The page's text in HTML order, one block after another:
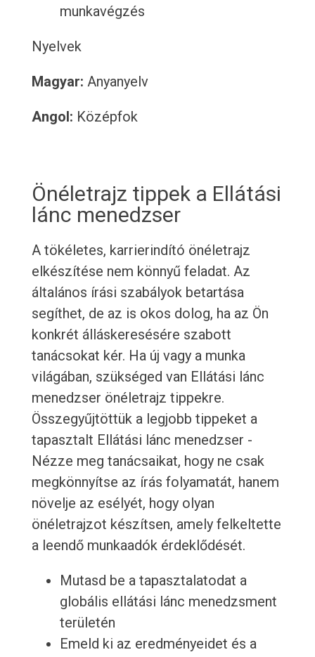
munkavégzés
Nyelvek
Magyar: Anyanyelv
Angol: Középfok
Önéletrajz tippek a Ellátási
lánc menedzser
A tökéletes, karrierindító önéletrajz
elkészítése nem könnyű feladat. Az
általános írási szabályok betartása
segíthet, de az is okos dolog, ha az Ön
konkrét álláskeresésére szabott
tanácsokat kér. Ha új vagy a munka
világában, szükséged van Ellátási lánc
menedzser önéletrajz tippekre.
Összegyűjtöttük a legjobb tippeket a
tapasztalt Ellátási lánc menedzser -
Nézze meg tanácsaikat, hogy ne csak
megkönnyítse az írás folyamatát, hanem
növelje az esélyét, hogy olyan
önéletrajzot készítsen, amely felkeltette
a leendő munkaadók érdeklődését.
Mutasd be a tapasztalatodat a
globális ellátási lánc menedzsment
területén
Emeld ki az eredményeidet és a